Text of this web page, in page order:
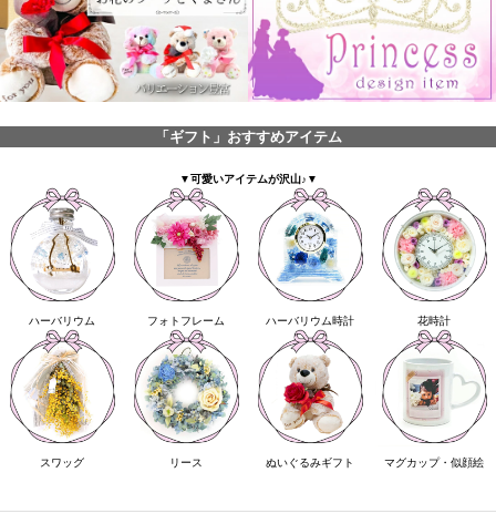
「ギフト」おすすめアイテム
▼可愛いアイテムが沢山♪▼
ハーバリウム フォトフレーム ハーバリウム時計 花時計
スワッグ リース ぬいぐるみギフト マグカップ・似顔絵